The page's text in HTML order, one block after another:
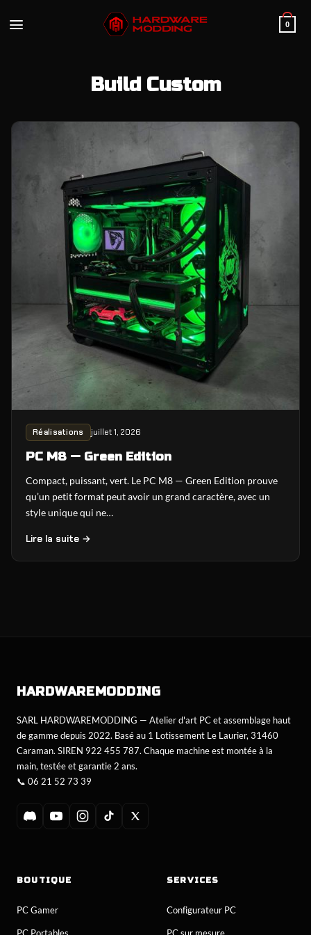
au
0
Build Custom
Réalisations juillet 1, 2026
PC M8 — Green Edition
Compact, puissant, vert. Le PC M8 — Green Edition prouve
qu’un petit format peut avoir un grand caractère, avec un
style unique qui ne…
Lire la suite →
HARDWAREMODDING
SARL HARDWAREMODDING — Atelier d'art PC et assemblage haut
de gamme depuis 2022. Basé au 1 Lotissement Le Laurier, 31460
Caraman. SIREN 922 455 787. Chaque machine est montée à la
main, testée et garantie 2 ans.
📞 06 21 52 73 39
BOUTIQUE
PC Gamer
SERVICES
Configurateur PC